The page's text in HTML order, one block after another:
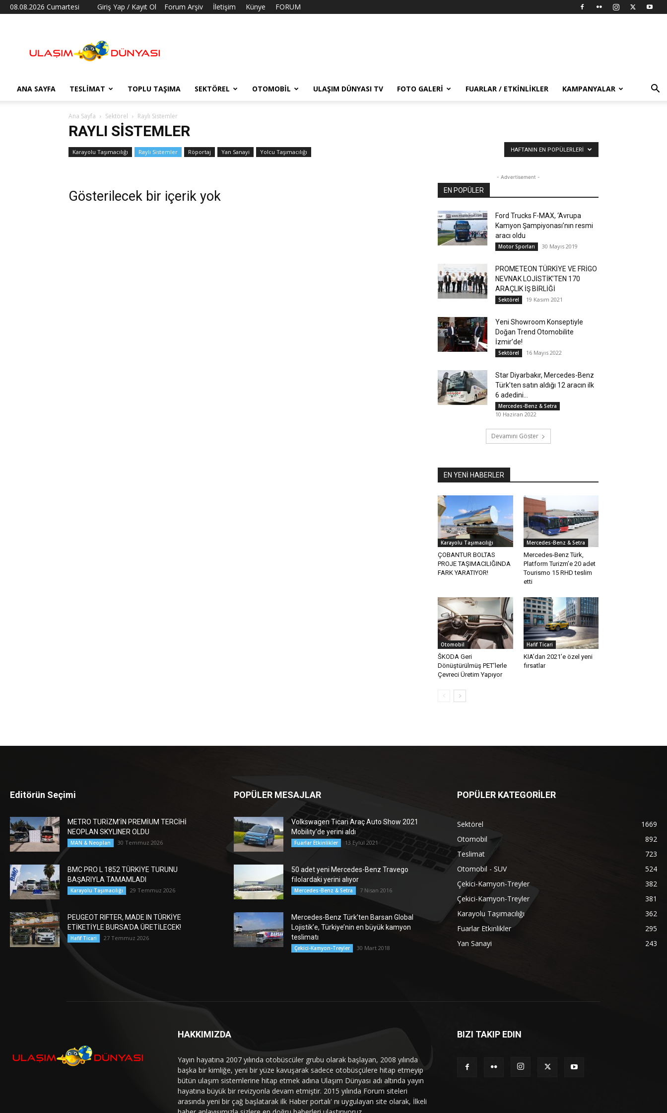
08.08.2026 Cumartesi Giriş Yap / Kayıt Ol Forum Arşiv İletişim Künye FORUM
Dünyası
ANA SAYFA TESLIMAT TOPLU TAŞIMA SEKTÖREL OTOMOBIL ULAŞIM DÜNYASI TV FOTO GALERI FUARLAR / ETKINLIKLER KAMPANYALAR
Ana Sayfa Sektörel Raylı Sistemler
RAYLI SISTEMLER
Karayolu Taşımacılığı Raylı Sistemler Röportaj Yan Sanayi Yolcu Taşımacılığı HAFTANIN EN POPÜLERLERI
Gösterilecek bir içerik yok
- Advertisement -
EN POPÜLER
Ford Trucks F-MAX, ‘Avrupa
Kamyon Şampiyonası’nın resmi
aracı oldu
Motor Sporları 30 Mayıs 2019
PROMETEON TÜRKİYE VE FRİGO
NEVNAK LOJİSTİK’TEN 170
ARAÇLIK İŞ BİRLİĞİ
Sektörel 19 Kasım 2021
Yeni Showroom Konseptiyle
Doğan Trend Otomobilite
İzmir’de!
Sektörel 16 Mayıs 2022
Star Diyarbakır, Mercedes-Benz
Türk’ten satın aldığı 12 aracın ilk
6 adedini...
Mercedes-Benz & Setra
10 Haziran 2022
Devamını Göster
EN YENİ HABERLER
Karayolu Taşımacılığı
ÇOBANTUR BOLTAS
PROJE TAŞIMACILIĞINDA
FARK YARATIYOR!
Mercedes-Benz & Setra
Mercedes-Benz Türk,
Platform Turizm’e 20 adet
Tourismo 15 RHD teslim
etti
Otomobil
ŠKODA Geri
Dönüştürülmüş PET’lerle
Çevreci Üretim Yapıyor
Hafif Ticari
KIA’dan 2021’e özel yeni
fırsatlar
Editörün Seçimi
METRO TURİZM’İN PREMİUM TERCİHİ
NEOPLAN SKYLINER OLDU
MAN & Neoplan 30 Temmuz 2026
BMC PRO L 1852 TÜRKİYE TURUNU
BAŞARIYLA TAMAMLADI
Karayolu Taşımacılığı 29 Temmuz 2026
PEUGEOT RIFTER, MADE IN TÜRKİYE
ETİKETİYLE BURSA’DA ÜRETİLECEK!
Hafif Ticari 27 Temmuz 2026
POPÜLER MESAJLAR
Volkswagen Ticari Araç Auto Show 2021
Mobility’de yerini aldı
Fuarlar Etkinlikler 13 Eylül 2021
50 adet yeni Mercedes-Benz Travego
filolardaki yerini alıyor
Mercedes-Benz & Setra 7 Nisan 2016
Mercedes-Benz Türk’ten Barsan Global
Lojistik’e, Türkiye’nin en büyük kamyon
teslimatı
Çekici-Kamyon-Treyler 30 Mart 2018
POPÜLER KATEGORİLER
Sektörel
1669
Otomobil
892
Teslimat
723
Otomobil - SUV
524
Çekici-Kamyon-Treyler
382
Çekici-Kamyon-Treyler
381
Karayolu Taşımacılığı
362
Fuarlar Etkinlikler
295
Yan Sanayi
243
HAKKIMIZDA
Yayın hayatına 2007 yılında otobüscüler grubu olarak başlayan, 2008 yılında
başka bir kimliğe, yeni bir yüze kavuşarak sadece otobüsçülere hitap etmeyip
bütün ulaşım sistemlerine hitap etmek adına Ulaşım Dünyası adı altında yayın
hayatına büyük bir revizyonla devam etmiştir. 2015 yılında Forum siteleri
arasında yeni bir çağ başlatarak ilk Haber portalı' nı uygulayan site olarak, İlkeli
BIZI TAKIP EDIN